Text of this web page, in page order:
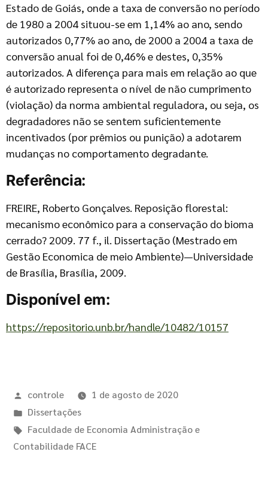
Estado de Goiás, onde a taxa de conversão no período
de 1980 a 2004 situou-se em 1,14% ao ano, sendo
autorizados 0,77% ao ano, de 2000 a 2004 a taxa de
conversão anual foi de 0,46% e destes, 0,35%
autorizados. A diferença para mais em relação ao que
é autorizado representa o nível de não cumprimento
(violação) da norma ambiental reguladora, ou seja, os
degradadores não se sentem suficientemente
incentivados (por prêmios ou punição) a adotarem
mudanças no comportamento degradante.
Referência:
FREIRE, Roberto Gonçalves. Reposição florestal:
mecanismo econômico para a conservação do bioma
cerrado? 2009. 77 f., il. Dissertação (Mestrado em
Gestão Economica de meio Ambiente)—Universidade
de Brasília, Brasília, 2009.
Disponível em:
https://repositorio.unb.br/handle/10482/10157
controle
1 de agosto de 2020
Dissertações
Faculdade de Economia Administração e
Contabilidade FACE